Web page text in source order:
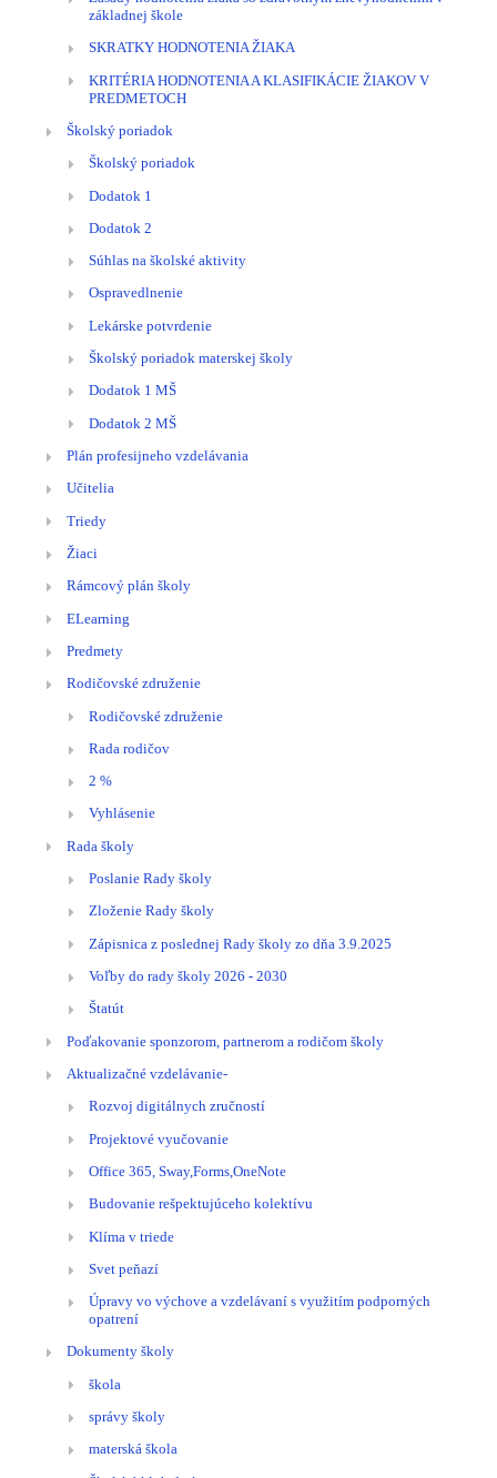
základnej škole
SKRATKY HODNOTENIA ŽIAKA
KRITÉRIA HODNOTENIA A KLASIFIKÁCIE ŽIAKOV V
PREDMETOCH
Školský poriadok
Školský poriadok
Dodatok 1
Dodatok 2
Súhlas na školské aktivity
Ospravedlnenie
Lekárske potvrdenie
Školský poriadok materskej školy
Dodatok 1 MŠ
Dodatok 2 MŠ
Plán profesijneho vzdelávania
Učitelia
Triedy
Žiaci
Rámcový plán školy
ELearning
Predmety
Rodičovské združenie
Rodičovské združenie
Rada rodičov
2 %
Vyhlásenie
Rada školy
Poslanie Rady školy
Zloženie Rady školy
Zápisnica z poslednej Rady školy zo dňa 3.9.2025
Voľby do rady školy 2026 - 2030
Štatút
Poďakovanie sponzorom, partnerom a rodičom školy
Aktualizačné vzdelávanie-
Rozvoj digitálnych zručností
Projektové vyučovanie
Office 365, Sway,Forms,OneNote
Budovanie rešpektujúceho kolektívu
Klíma v triede
Svet peňazí
Úpravy vo výchove a vzdelávaní s využitím podporných
opatrení
Dokumenty školy
škola
správy školy
materská škola